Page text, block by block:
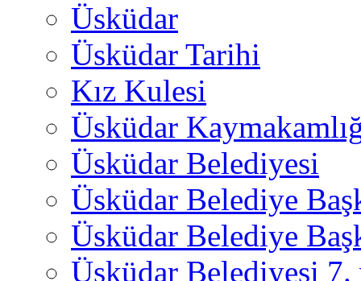
Üsküdar
Üsküdar Tarihi
Kız Kulesi
Üsküdar
Üsküdar Belediyesi
Üsküdar Belediye
Üsküdar Belediye
Üsküdar Belediyesi